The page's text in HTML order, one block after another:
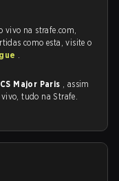
vivo na strafe.com,
como esta, visite o
.
Major Paris , assim
vivo, tudo na Strafe.